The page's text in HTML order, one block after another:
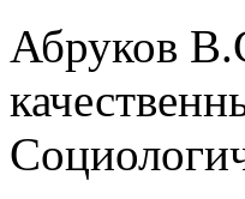
Абруков